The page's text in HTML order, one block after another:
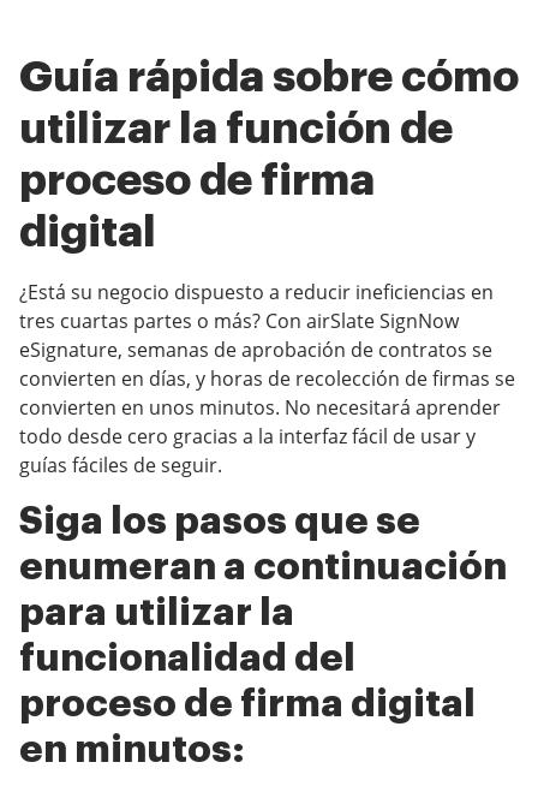
Guía rápida sobre cómo
utilizar la función de
proceso de firma
digital
¿Está su negocio dispuesto a reducir ineficiencias en
tres cuartas partes o más? Con airSlate SignNow
eSignature, semanas de aprobación de contratos se
convierten en días, y horas de recolección de firmas se
convierten en unos minutos. No necesitará aprender
todo desde cero gracias a la interfaz fácil de usar y
guías fáciles de seguir.
Siga los pasos que se
enumeran a continuación
para utilizar la
funcionalidad del
proceso de firma digital
en minutos: